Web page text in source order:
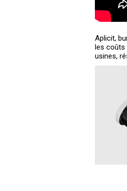
Aplicit,
les coûts
usines,